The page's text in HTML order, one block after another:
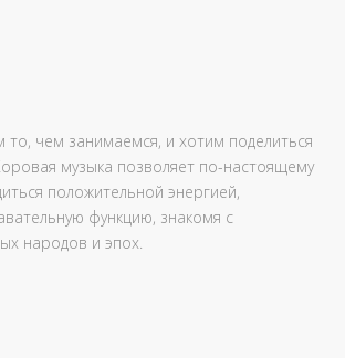
чем занимаемся, и хотим поделиться
музыка позволяет по-настоящему
положительной энергией,
функцию, знакомя с
народов и эпох.